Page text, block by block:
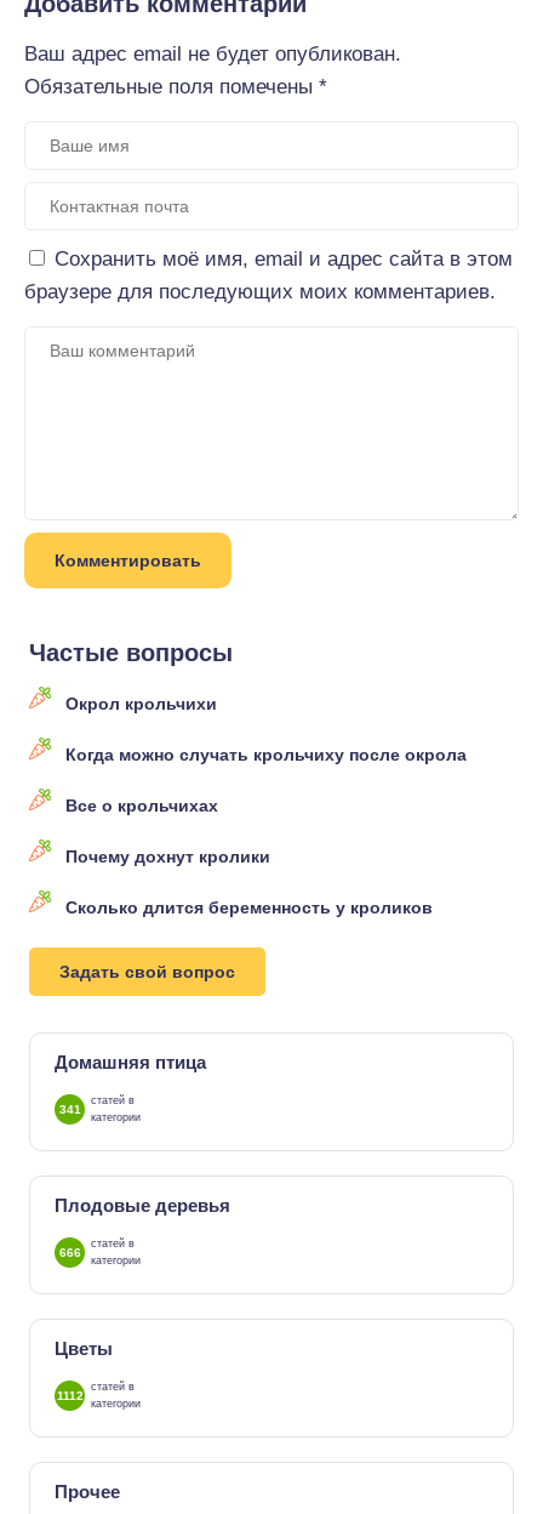
Ваш адрес email не будет опубликован.
Обязательные поля помечены *
Сохранить моё имя, email и адрес сайта в этом
браузере для последующих моих комментариев.
Частые вопросы
Окрол крольчихи
Когда можно случать крольчиху после окрола
Все о крольчихах
Почему дохнут кролики
Сколько длится беременность у кроликов
Задать свой вопрос
Домашняя птица
341
статей в
категории
Плодовые деревья
666
статей в
категории
Цветы
1112
статей в
категории
Прочее